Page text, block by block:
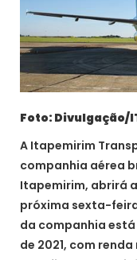
Foto: Divulgação/
A Itapemirim
companhia aérea
Itapemirim, abrirá
próxima sexta-
da companhia
de 2021, com